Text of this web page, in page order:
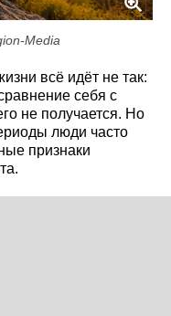
Media
всё идёт не так:
себя с
не получается. Но
люди часто
признаки